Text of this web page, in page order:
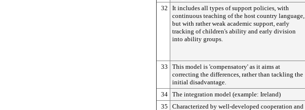
32
It includes all types of support policies, with
continuous teaching of the host country language,
but with rather weak academic support, early
tracking of children's ability and early division
into ability groups.
33
This model is 'compensatory' as it aims at
correcting the differences, rather than tackling the
initial disadvantage.
34 The integration model (example: Ireland)
35
Characterized by well-developed cooperation and